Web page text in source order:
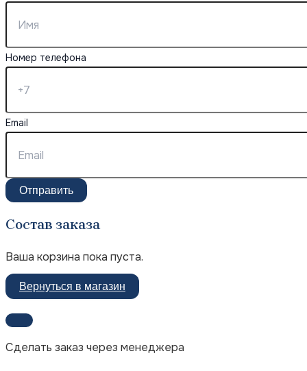
Номер телефона
Email
Отправить
Состав заказа
Ваша корзина пока пуста.
Вернуться в магазин
Сделать заказ через менеджера